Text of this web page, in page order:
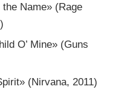
Name» (Rage
O’ Mine» (Guns
(Nirvana, 2011)